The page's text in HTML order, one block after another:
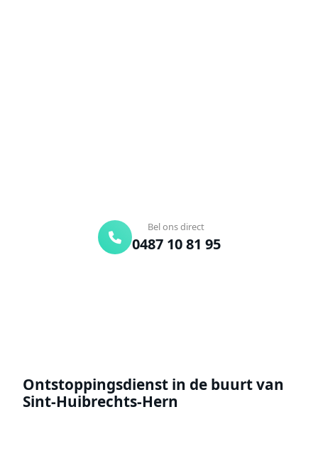
Bel ons direct
0487 10 81 95
Ontstoppingsdienst in de buurt van
Sint-Huibrechts-Hern